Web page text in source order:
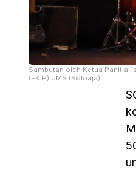
Sambutan oleh Ketua Panitia
(FKIP) UMS (Soloaja)